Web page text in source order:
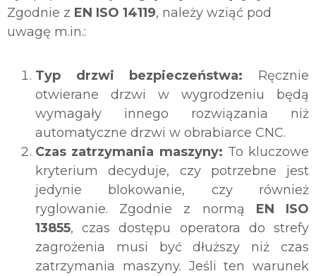
Zgodnie z EN ISO 14119, należy wziąć pod
uwagę m.in.:
Typ drzwi bezpieczeństwa: Ręcznie
otwierane drzwi w wygrodzeniu będą
wymagały innego rozwiązania niż
automatyczne drzwi w obrabiarce CNC.
Czas zatrzymania maszyny: To kluczowe
kryterium decyduje, czy potrzebne jest
jedynie blokowanie, czy również
ryglowanie. Zgodnie z normą EN ISO
13855, czas dostępu operatora do strefy
zagrożenia musi być dłuższy niż czas
zatrzymania maszyny. Jeśli ten warunek